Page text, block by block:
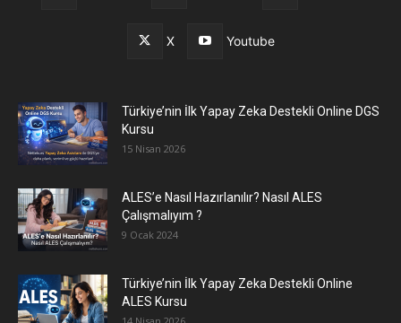
X Youtube
Türkiye’nin İlk Yapay Zeka Destekli Online DGS
Kursu
15 Nisan 2026
ALES’e Nasıl Hazırlanılır? Nasıl ALES
Çalışmalıyım ?
9 Ocak 2024
Türkiye’nin İlk Yapay Zeka Destekli Online
ALES Kursu